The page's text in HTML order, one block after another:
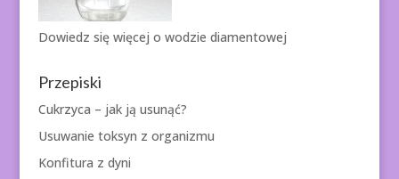
Dowiedz się więcej o wodzie diamentowej
Przepiski
Cukrzyca – jak ją usunąć?
Usuwanie toksyn z organizmu
Konfitura z dyni